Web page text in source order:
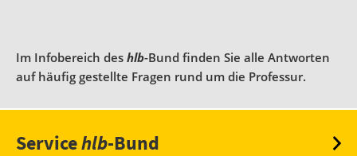
Im Infobereich des hlb-Bund finden Sie alle Antworten
auf häufig gestellte Fragen rund um die Professur.
Servicehlb-Bund